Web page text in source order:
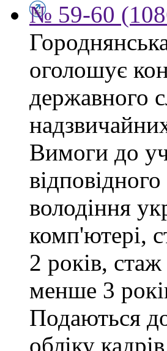
№ 59-60
оголошує
державного
Вимоги до
володіння
комп'ютері,
2 років,
менше 3
Подаються
обліку